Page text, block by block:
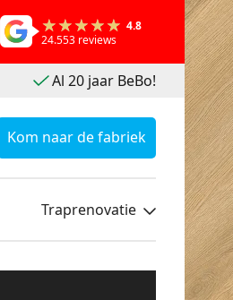
4.8
24.553 reviews
Al 20 jaar BeBo!
Kom naar de fabriek
Traprenovatie